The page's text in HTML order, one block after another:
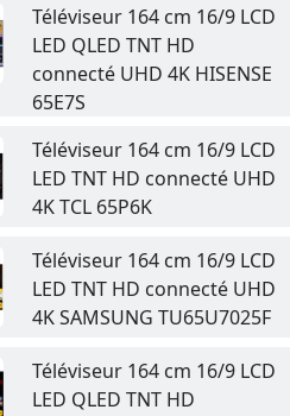
Téléviseur 164 cm 16/9 LCD
LED QLED TNT HD
connecté UHD 4K HISENSE
65E7S
Téléviseur 164 cm 16/9 LCD
LED TNT HD connecté UHD
4K TCL 65P6K
Téléviseur 164 cm 16/9 LCD
LED TNT HD connecté UHD
4K SAMSUNG TU65U7025F
Téléviseur 164 cm 16/9 LCD
LED QLED TNT HD